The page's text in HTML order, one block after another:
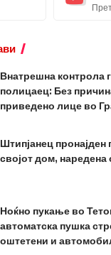
Внатрешна контрола
полицаец: Без
приведено лице во
Штипјанец пронајден
својот дом, наредена
Ноќно пукање во
автоматска пушка
оштетени и